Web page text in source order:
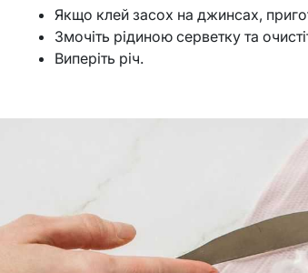
Якщо клей засох на джинсах,
Змочіть рідиною серветку та
Виперіть річ.